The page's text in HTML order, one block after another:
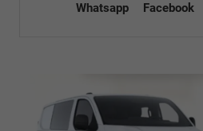
Whatsapp Facebook